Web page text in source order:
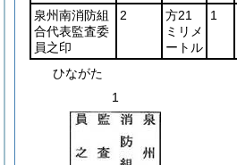
泉州南消防組
合代表監査委
員之印
2
方21
ミリメ
ートル
1
ひながた
1